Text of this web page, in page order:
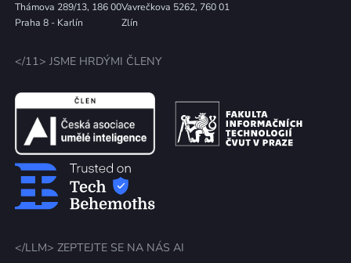
Thámova 289/13, 186 00
Praha 8 - Karlín
Vavrečkova 5262, 760 01
Zlín
</11> JSME HRDÝMI ČLENY
</LLM> ZEPTEJTE SE NA NÁS AI